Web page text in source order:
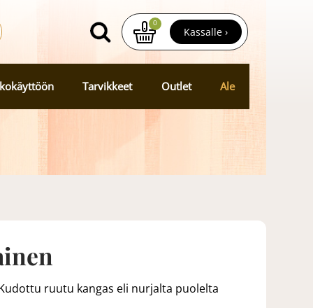
0
Kassalle ›
Tarvikkeet Outlet Ale
ruutu kangas eli nurjalta puolelta